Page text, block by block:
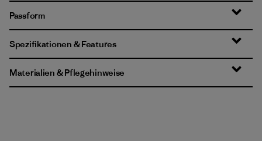
Passform
Spezifikationen & Features
Materialien & Pflegehinweise